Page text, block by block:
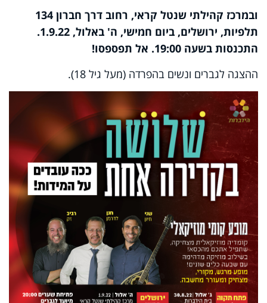
ובמרכז קהילתי שנטל קראי, רחוב דרך חברון 134
תלפיות​, ירושלים, ביום חמישי, ה' באלול, 1.9.22.
התכנסות בשעה 19:00. אל תפספסו!
ההצגה לגברים ונשים בהפרדה (מעל גיל 18).